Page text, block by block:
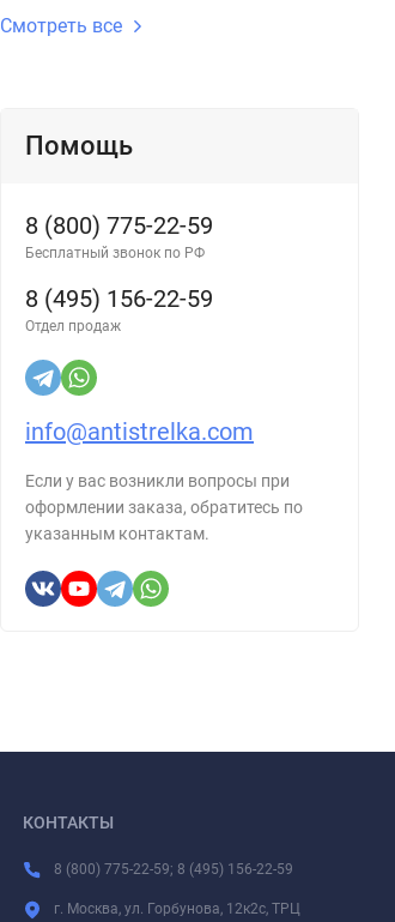
Смотреть все
Помощь
8 (800) 775-22-59
Бесплатный звонок по РФ
8 (495) 156-22-59
Отдел продаж
info@antistrelka.com
Если у вас возникли вопросы при
оформлении заказа, обратитесь по
указанным контактам.
КОНТАКТЫ
8 (800) 775-22-59; 8 (495) 156-22-59
г. Москва, ул. Горбунова, 12к2с, ТРЦ